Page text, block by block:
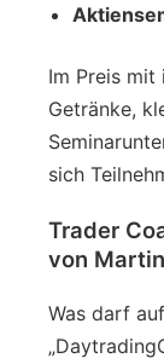
Im Preis
Getränke,
sich
Trader
von
Was darf